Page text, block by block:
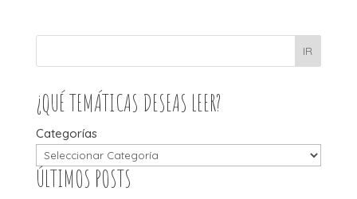
IR
¿QUÉ TEMÁTICAS DESEAS LEER?
Categorías
ÚLTIMOS POSTS